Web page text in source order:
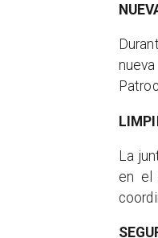
La
en el